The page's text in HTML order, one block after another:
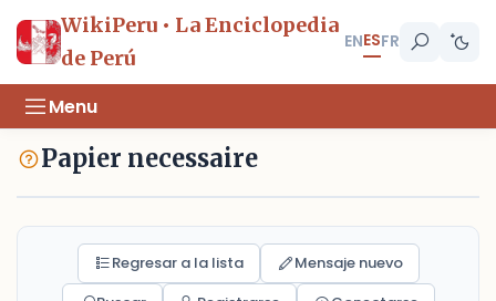
WikiPeru • La Enciclopedia
de Perú
ENESFR
Menu
Papier necessaire
Regresar a la lista
Mensaje nuevo